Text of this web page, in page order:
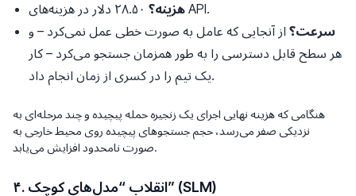
هزینه؟ ۲۸.۵۰ دلار در هزینه‌های API.
سرعت؟ از آنجایی که عامل به صورت خطی عمل نمی‌کرد – و
هر سطح قابل دسترسی را به طور همزمان جستجو می‌کرد – کار
یک تیم را در کسری از زمان انجام داد.
هنگامی که هزینه نهایی اجرای یک زنجیره حمله پیچیده و چند مرحله‌ای به
نزدیکی صفر می‌رسد، حجم جستجوهای پیچیده روی محیط خارجی به
صورت نامحدود افزایش می‌یابد.
۴. انقلاب “مدل‌های کوچک” (SLM)